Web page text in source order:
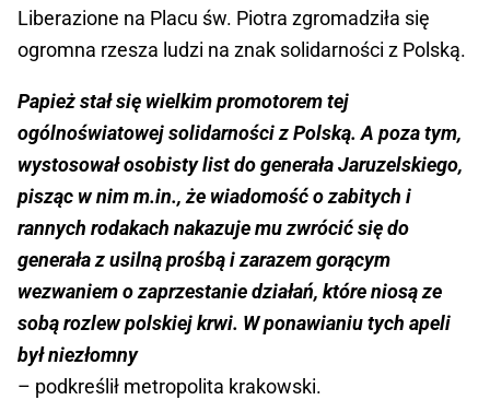
Liberazione na Placu św. Piotra zgromadziła się
ogromna rzesza ludzi na znak solidarności z Polską.
Papież stał się wielkim promotorem tej
ogólnoświatowej solidarności z Polską. A poza tym,
wystosował osobisty list do generała Jaruzelskiego,
pisząc w nim m.in., że wiadomość o zabitych i
rannych rodakach nakazuje mu zwrócić się do
generała z usilną prośbą i zarazem gorącym
wezwaniem o zaprzestanie działań, które niosą ze
sobą rozlew polskiej krwi. W ponawianiu tych apeli
był niezłomny
– podkreślił metropolita krakowski.